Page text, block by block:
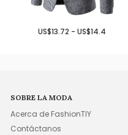
US$13.72 - US$14.4
SOBRE LA MODA
Acerca de FashionTIY
Contáctanos